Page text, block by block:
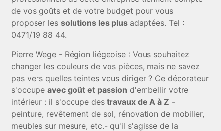
de vos goûts et de votre budget pour vous
proposer lessolutions les plus adaptées. Tel :
0471/19 88 44.
Pierre Wege - Région liégeoise :Vous souhaitez
changer les couleurs de vos pièces, mais ne savez
pas vers quelles teintes vous diriger ? Ce décorateur
s'occupeavec goût et passion d'embellir votre
intérieur : il s'occupe des travaux de A à Z -
peinture, revêtement de sol, rénovation de mobilier,
meubles sur mesure, etc.- qu'il s'agisse de la